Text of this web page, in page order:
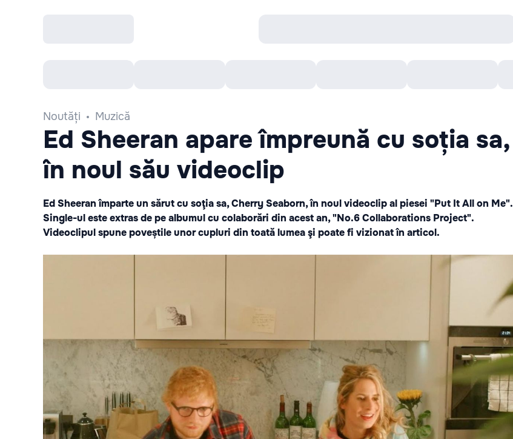
Noutăți Muzică
Ed Sheeran apare împreună cu soția sa,
în noul său videoclip
Ed Sheeran împarte un sărut cu soţia sa, Cherry Seaborn, în noul videoclip al piesei "Put It All on Me".
Single-ul este extras de pe albumul cu colaborări din acest an, "No.6 Collaborations Project".
Videoclipul spune poveștile unor cupluri din toată lumea şi poate fi vizionat în articol.